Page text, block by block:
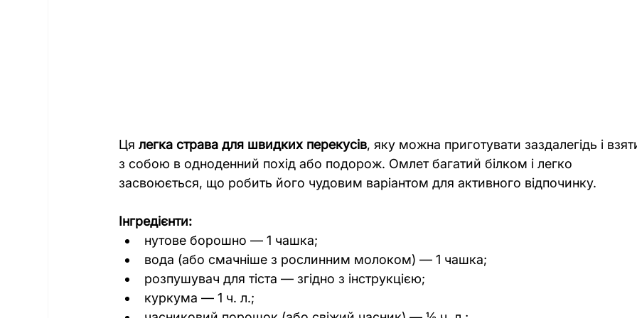
Ця легка страва для швидких перекусів, яку можна приготувати заздалегідь і
з собою в одноденний похід або подорож. Омлет багатий білком і легко
засвоюється, що робить його чудовим варіантом для активного відпочинку.
Інгредієнти:
нутове борошно — 1 чашка;
вода (або смачніше з рослинним молоком) — 1 чашка;
розпушувач для тіста — згідно з інструкцією;
куркума — 1 ч. л.;